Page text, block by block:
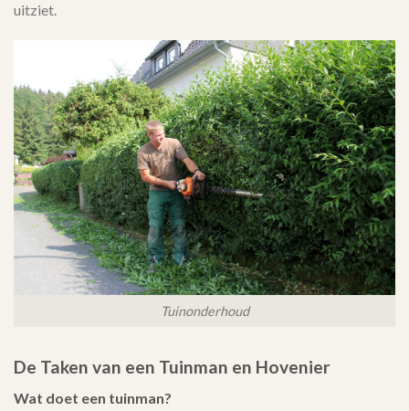
uitziet.
Tuinonderhoud
De Taken van een Tuinman en Hovenier
Wat doet een tuinman?